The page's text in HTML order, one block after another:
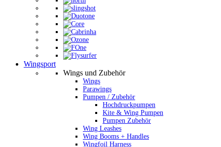
Wingsport
Wings und Zubehör
Wings
Parawings
Pumpen / Zubehör
Hochdruckpumpen
Kite & Wing Pumpen
Pumpen Zubehör
Wing Leashes
Wing Booms + Handles
Wingfoil Harness